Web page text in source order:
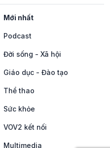
Mới nhất
Podcast
Đời sống - Xã hội
Giáo dục - Đào tạo
Thể thao
Sức khỏe
VOV2 kết nối
Multimedia